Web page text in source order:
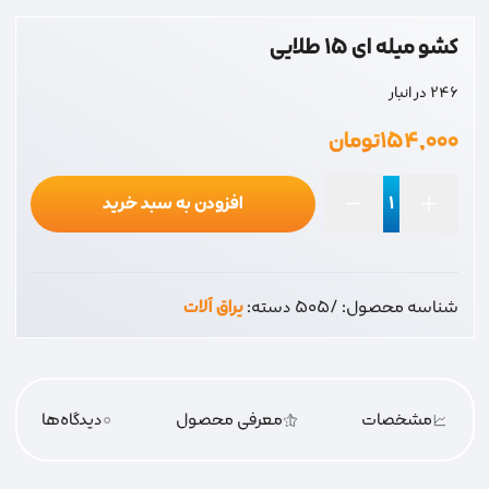
کشو میله ای 15 طلایی
246 در انبار
۱۵۴,۰۰۰تومان
15
افزودن به سبد خرید
شناسه محصول:/505 دسته:یراق آلات
مشخصات معرفی محصول 0دیدگاه‌‌ها